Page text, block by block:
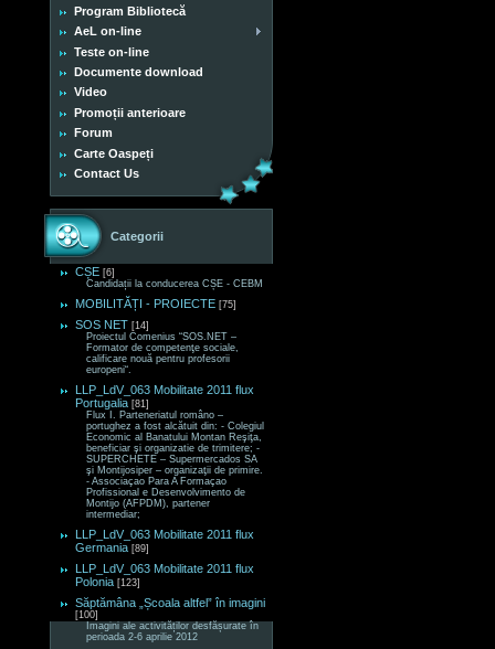
Program Bibliotecă
AeL on-line
Teste on-line
Documente download
Video
Promoții anterioare
Forum
Carte Oaspeți
Contact Us
Categorii
CȘE [6]
Candidații la conducerea CȘE - CEBM
MOBILITĂȚI - PROIECTE [75]
SOS NET [14]
Proiectul Comenius “SOS.NET –
Formator de competenţe sociale,
calificare nouă pentru profesorii
europeni“.
LLP_LdV_063 Mobilitate 2011 flux
Portugalia [81]
Flux I. Parteneriatul româno –
portughez a fost alcătuit din: - Colegiul
Economic al Banatului Montan Reşiţa,
beneficiar şi organizatie de trimitere; -
SUPERCHETE – Supermercados SA
şi Montijosiper – organizaţii de primire.
- Associaçao Para A Formaçao
Profissional e Desenvolvimento de
Montijo (AFPDM), partener
intermediar;
LLP_LdV_063 Mobilitate 2011 flux
Germania [89]
LLP_LdV_063 Mobilitate 2011 flux
Polonia [123]
Săptămâna „Școala altfel” în imagini
[100]
Imagini ale activităților desfășurate în
perioada 2-6 aprilie 2012